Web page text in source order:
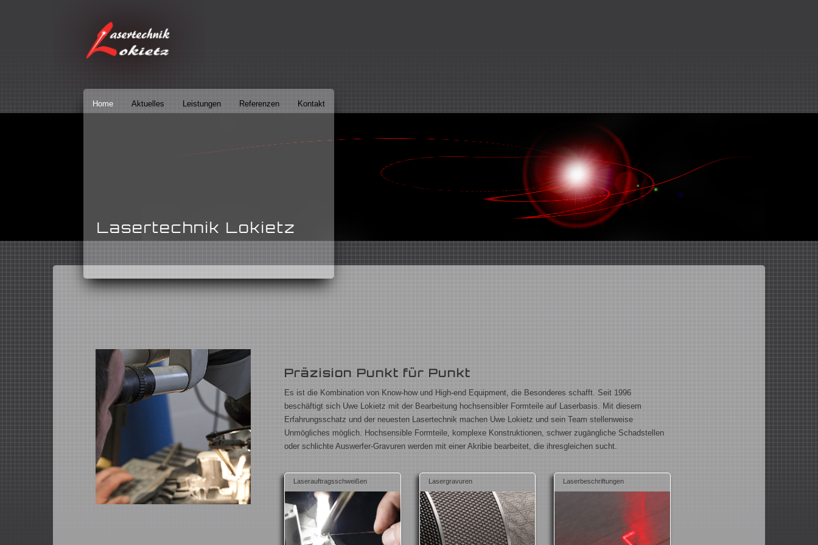
Home Aktuelles Leistungen Referenzen Kontakt
Lasertechnik Lokietz
Präzision Punkt für Punkt
Es ist die Kombination von Know-how und High-end Equipment, die Besonderes schafft. Seit 1996
beschäftigt sich Uwe Lokietz mit der Bearbeitung hochsensibler Formteile auf Laserbasis. Mit diesem
Erfahrungsschatz und der neuesten Lasertechnik machen Uwe Lokietz und sein Team stellenweise
Unmögliches möglich. Hochsensible Formteile, komplexe Konstruktionen, schwer zugängliche Schadstellen
oder schlichte Auswerfer-Gravuren werden mit einer Akribie bearbeitet, die ihresgleichen sucht.
Laserauftragsschweißen Lasergravuren Laserbeschriftungen